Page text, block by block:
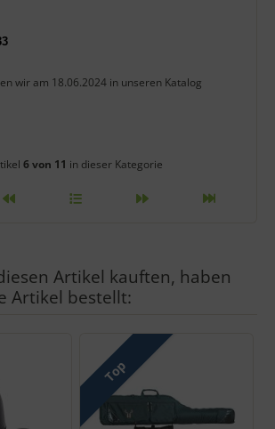
wir am 18.06.2024 in unseren Katalog
Artikelnavigation innerhalb
6 von 11 in dieser Kategorie
Artikel kauften, haben
Artikel bestellt:
- navigieren Sie mit der Tab-Taste
Top